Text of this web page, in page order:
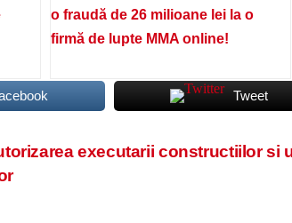
o fraudă de 26 milioane lei la o
firmă de lupte MMA online!
Tweet
executarii constructiilor si